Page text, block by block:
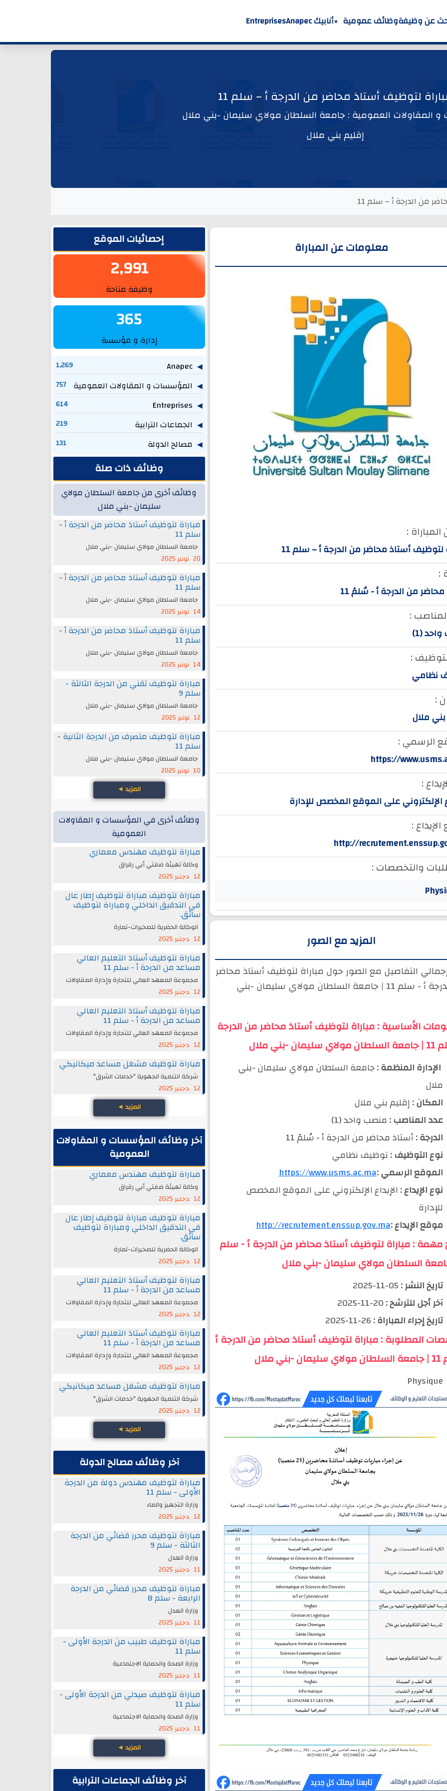
عن وظيفةوظائف عمومية أنابيك Anapec Entreprises
لتوظيف أستاذ محاضر من الدرجة أ – سلم 11
المقاولات العمومية : جامعة السلطان مولاي سليمان -بني ملال
إقليم بني ملال
من الدرجة أ – سلم 11
معلومات عن المباراة
:
لتوظيف أستاذ محاضر من الدرجة أ – سلم 11
:
من الدرجة أ - سُلمْ 11
:
(1)
:
نظامي
:
ملال
الرسمي :
https://
:
الإلكتروني على الموقع المخصص للإدارة
:
http://
والتخصصات :
المزيد مع الصور
التفاصيل مع الصور حول مباراة لتوظيف أستاذ محاضر
من الدرجة أ - سلم 11 | جامعة السلطان مولاي سليمان -بني
الأساسية : مباراة لتوظيف أستاذ محاضر من الدرجة
-بني ملال
️ الإدارة المنظمة :جامعة السلطان مولاي سليمان -بني
ملال
المكان :إقليم بني ملال
عدد المناصب : منصب واحد (1)
الدرجة :أستاذ محاضر من الدرجة أ - سُلمْ 11
نوع التوظيف :توظيف نظامي
الموقع الرسمي :https://www.usms.ac.ma
نوع الإيداع : الإيداع الإلكتروني على الموقع المخصص
للإدارة
موقع الإيداع :http://recrutement.enssup.gov.ma
مهمة : مباراة لتوظيف أستاذ محاضر من الدرجة أ - سلم
تاريخ النشر :
آخر أجل للترشح :
تاريخ إجراء المباراة :
المطلوبة : مباراة لتوظيف أستاذ محاضر من الدرجة أ
ملال
Physique
الشريط الجانبيإحصائيات الموقع
2,991
وظيفة متاحة
365
إدارة و مؤسسة
Anapec
1,269
المؤسسات و المقاولات العمومية 757
614
الجماعات الترابية 219
مصالح الدولة 131
وظائف ذات صلة
وظائف أخرى من جامعة السلطان مولاي
سليمان -بني ملال
مباراة لتوظيف أستاذ محاضر من الدرجة أ -
سلم 11
جامعة السلطان مولاي سليمان -بني ملال
20 نونبر 2025
مباراة لتوظيف أستاذ محاضر من الدرجة أ -
سلم 11
جامعة السلطان مولاي سليمان -بني ملال
14 نونبر 2025
مباراة لتوظيف أستاذ محاضر من الدرجة أ -
سلم 11
جامعة السلطان مولاي سليمان -بني ملال
14 نونبر 2025
مباراة لتوظيف تقني من الدرجة الثالثة -
سلم 9
جامعة السلطان مولاي سليمان -بني ملال
12 نونبر 2025
مباراة لتوظيف متصرف من الدرجة الثانية -
سلم 11
جامعة السلطان مولاي سليمان -بني ملال
10 نونبر 2025
المزيد ◄
وظائف أخرى في المؤسسات و المقاولات
العمومية
مباراة لتوظيف مهندس معماري
وكالة تهيئة ضفتي أبي رقراق
12 دجنبر 2025
مباراة لتوظيف مباراة لتوظيف إطار عال
في التدقيق الداخلي ومباراة لتوظيف
سائق.
الوكالة الحضرية للصخيرات-تمارة
12 دجنبر 2025
مباراة لتوظيف أستاذ التعليم العالي
مساعد من الدرجة أ - سلم 11
مجموعة المعهد العالي للتجارة وإدارة المقاولات
12 دجنبر 2025
مباراة لتوظيف أستاذ التعليم العالي
مساعد من الدرجة أ - سلم 11
مجموعة المعهد العالي للتجارة وإدارة المقاولات
12 دجنبر 2025
مباراة لتوظيف مشغل مساعد ميكانيكي
شركة التنمية الجهوية "خدمات الشرق"
12 دجنبر 2025
المزيد ◄
آخر وظائف المؤسسات و المقاولات
العمومية
مباراة لتوظيف مهندس معماري
وكالة تهيئة ضفتي أبي رقراق
12 دجنبر 2025
مباراة لتوظيف مباراة لتوظيف إطار عال
في التدقيق الداخلي ومباراة لتوظيف
سائق.
الوكالة الحضرية للصخيرات-تمارة
12 دجنبر 2025
مباراة لتوظيف أستاذ التعليم العالي
مساعد من الدرجة أ - سلم 11
مجموعة المعهد العالي للتجارة وإدارة المقاولات
12 دجنبر 2025
مباراة لتوظيف أستاذ التعليم العالي
مساعد من الدرجة أ - سلم 11
مجموعة المعهد العالي للتجارة وإدارة المقاولات
12 دجنبر 2025
مباراة لتوظيف مشغل مساعد ميكانيكي
شركة التنمية الجهوية "خدمات الشرق"
12 دجنبر 2025
المزيد ◄
آخر وظائف مصالح الدولة
مباراة لتوظيف مهندس دولة من الدرجة
الأولى - سلم 11
وزارة التجهيز والماء
12 دجنبر 2025
مباراة لتوظيف محرر قضائي من الدرجة
الثالثة - سلم 9
وزارة العدل
11 دجنبر 2025
مباراة لتوظيف محرر قضائي من الدرجة
الرابعة - سلم 8
وزارة العدل
11 دجنبر 2025
مباراة لتوظيف طبيب من الدرجة الأولى -
سلم 11
وزارة الصحة والحماية الاجتماعية
11 دجنبر 2025
مباراة لتوظيف صيدلي من الدرجة الأولى -
سلم 11
وزارة الصحة والحماية الاجتماعية
11 دجنبر 2025
المزيد ◄
آخر وظائف الجماعات الترابية